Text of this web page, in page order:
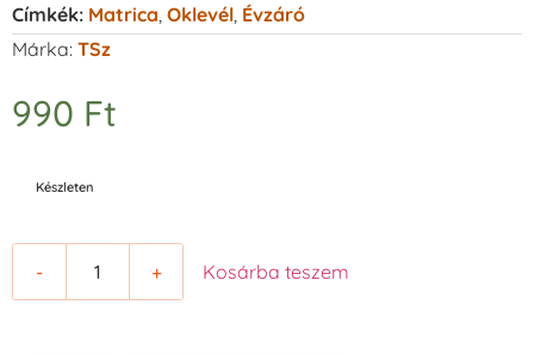
Címkék: Matrica Oklevél Évzáró
Márka: TSz
990 Ft
Készleten
- + Kosárba teszem